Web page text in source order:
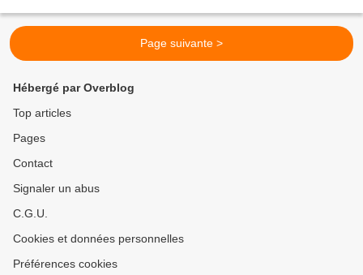
Page suivante >
Hébergé par Overblog
Top articles
Pages
Contact
Signaler un abus
C.G.U.
Cookies et données personnelles
Préférences cookies